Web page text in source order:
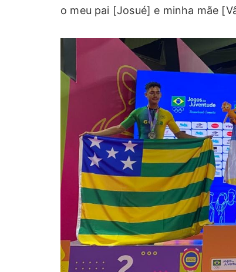
o meu pai [Josué] e minha mãe